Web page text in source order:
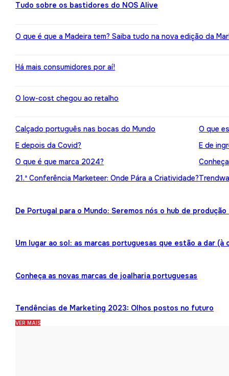
Tudo sobre os bastidores do NOS Alive
O que é que a Madeira tem? Saiba tudo na nova edição da
Há mais consumidores por aí!
O low-cost chegou ao retalho
Calçado português nas bocas do Mundo
E depois da Covid?
O que é que marca 2024?
21.ª Conferência Marketeer: Onde Pára a Criatividade?
O que
E de
De Portugal para o Mundo: Seremos nós o hub de
Um lugar ao sol: as marcas portuguesas que estão a dar (à
Conheça as novas marcas de joalharia portuguesas
Tendências de Marketing 2023: Olhos postos no futuro
VER MAIS